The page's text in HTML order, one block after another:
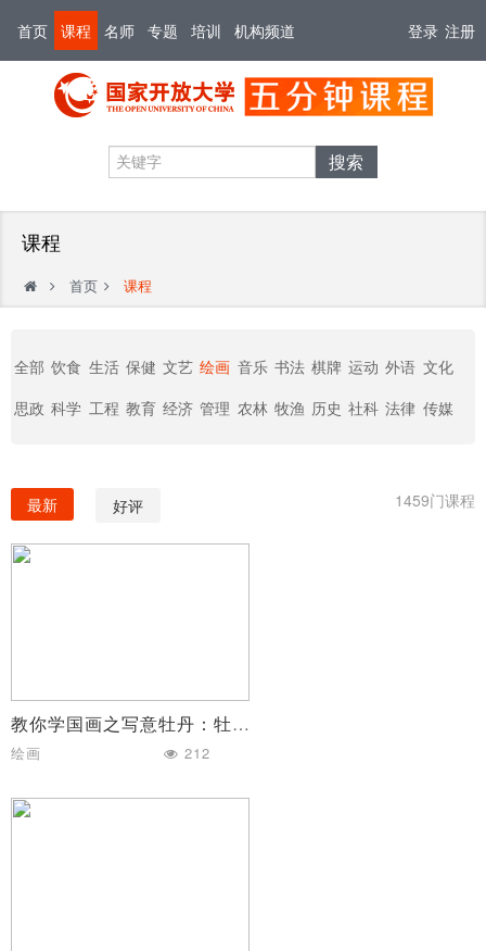
登录 注册
首页 课程 名师 专题 培训 机构频道
搜索
课程
首页 课程
全部 饮食 生活 保健 文艺 绘画 音乐 书法 棋牌 运动 外语 文化
思政 科学 工程 教育 经济 管理 农林 牧渔 历史 社科 法律 传媒
1459门课程
最新 好评
教你学国画之写意牡丹：牡丹花的时间变化
绘画 212